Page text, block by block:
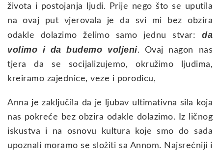
života i postojanja ljudi. Prije nego što se uputila
na ovaj put vjerovala je da svi mi bez obzira
odakle dolazimo želimo samo jednu stvar: da
volimo i da budemo voljeni. Ovaj nagon nas
tjera da se socijalizujemo, okružimo ljudima,
kreiramo zajednice, veze i porodicu,
Anna je zaključila da je ljubav ultimativna sila koja
nas pokreće bez obzira odakle dolazimo. Iz ličnog
iskustva i na osnovu kultura koje smo do sada
upoznali moramo se složiti sa Annom. Najsrećniji i